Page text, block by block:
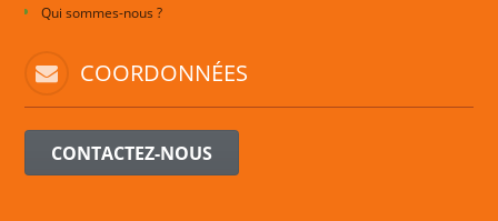
Qui sommes-nous ?
COORDONNÉES
CONTACTEZ-NOUS